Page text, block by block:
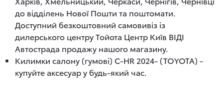
до відділень Нової Пошти та поштомати.
Доступний безкоштовний самовивіз із
дилерського центру Тойота Центр Київ ВІДІ
Автострада продажу нашого магазину.
Килимки салону (гумові) C-HR 2024- (TOYOTA) -
купуйте аксесуар у будь-який час.